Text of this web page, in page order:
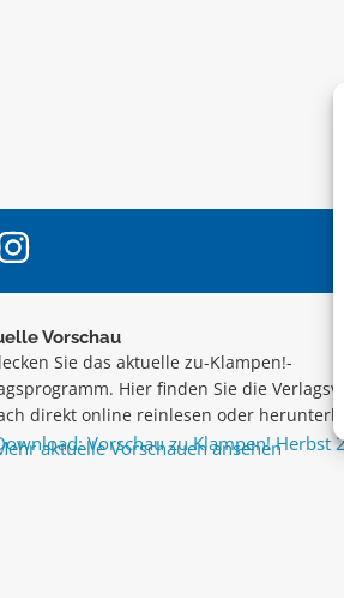
Vorschau
Sie das aktuelle zu-Klampen!-
Hier finden Sie die
direkt online reinlesen oder
Vorschau zu Klampen! Herbst
aktuelle Vorschauen ansehen